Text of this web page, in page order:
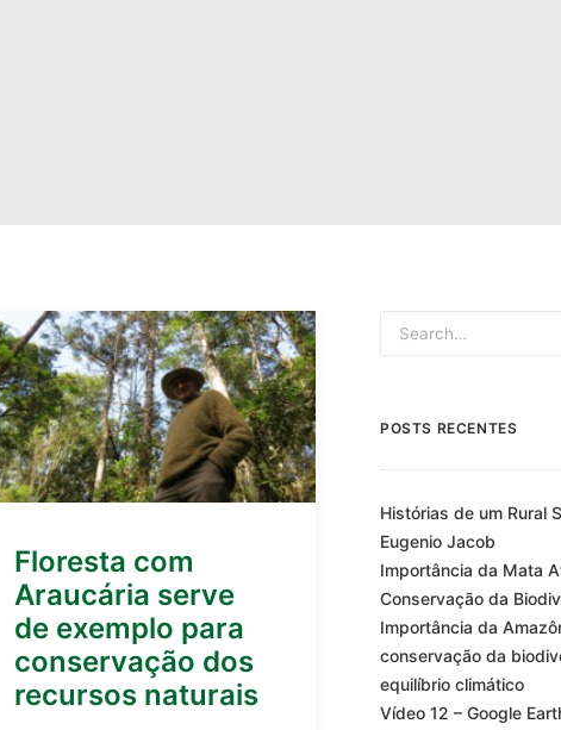
Floresta com
Araucária serve
de exemplo para
conservação dos
recursos naturais
POSTS RECENTES
Histórias de um Rural
Eugenio Jacob
Importância da Mata
Conservação da
Importância da
conservação da
equilíbrio climático
Vídeo 12 – Google